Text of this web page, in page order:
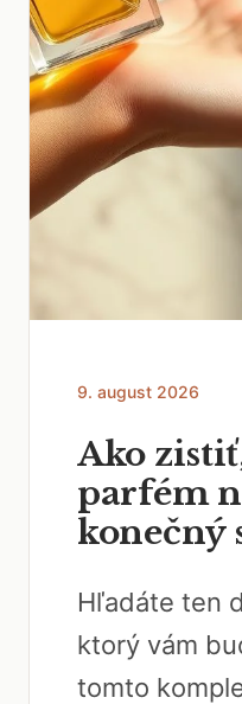
9. august 2026
Ako
parfém
konečný
Hľadáte ten
ktorý vám
tomto